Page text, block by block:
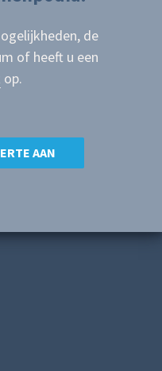
de
of heeft u een
op.
AAN